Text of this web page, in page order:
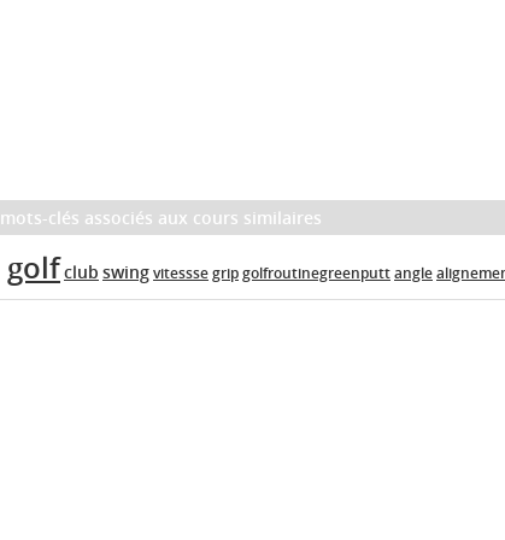
mots-clés associés aux cours similaires
golfclub swingvitesssegripgolfroutinegreenputtangle